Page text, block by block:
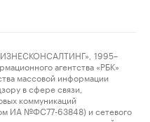
1995–
агентства «РБК»
массовой информации
в сфере связи,
коммуникаций
ИА №ФС77-63848) и сетевого